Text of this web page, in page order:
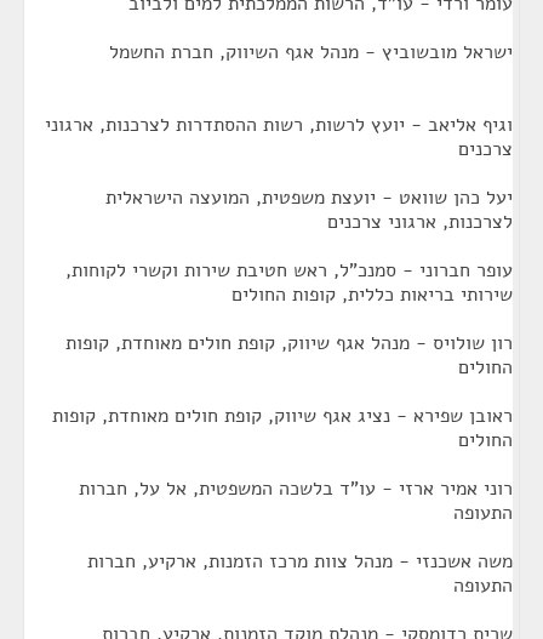
ישראל מובשוביץ - מנהל אגף השיווק, חברת החשמל
וגיף אליאב - יועץ לרשות, רשות ההסתדרות לצרכנות, ארגוני
צרכנים
יעל כהן שוואט - יועצת משפטית, המועצה הישראלית
לצרכנות, ארגוני צרכנים
עופר חברוני - סמנכ"ל, ראש חטיבת שירות וקשרי לקוחות,
שירותי בריאות כללית, קופות החולים
רון שולויס - מנהל אגף שיווק, קופת חולים מאוחדת, קופות
החולים
ראובן שפירא - נציג אגף שיווק, קופת חולים מאוחדת, קופות
החולים
רוני אמיר ארזי - עו"ד בלשכה המשפטית, אל על, חברות
התעופה
משה אשכנזי - מנהל צוות מרכז הזמנות, ארקיע, חברות
התעופה